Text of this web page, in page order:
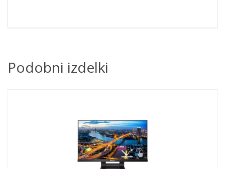
Podobni izdelki